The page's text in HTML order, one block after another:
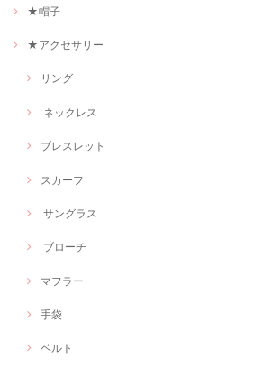
★帽子
★アクセサリー
リング
ネックレス
ブレスレット
スカーフ
サングラス
ブローチ
マフラー
手袋
ベルト